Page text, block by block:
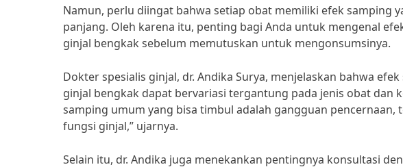
Namun, perlu diingat bahwa setiap obat memiliki efek samping
panjang. Oleh karena itu, penting bagi Anda untuk mengenal
ginjal bengkak sebelum memutuskan untuk mengonsumsinya.
Dokter spesialis ginjal, dr. Andika Surya, menjelaskan bahwa
ginjal bengkak dapat bervariasi tergantung pada jenis obat dan
samping umum yang bisa timbul adalah gangguan pencernaan,
fungsi ginjal,” ujarnya.
Selain itu, dr. Andika juga menekankan pentingnya konsultasi